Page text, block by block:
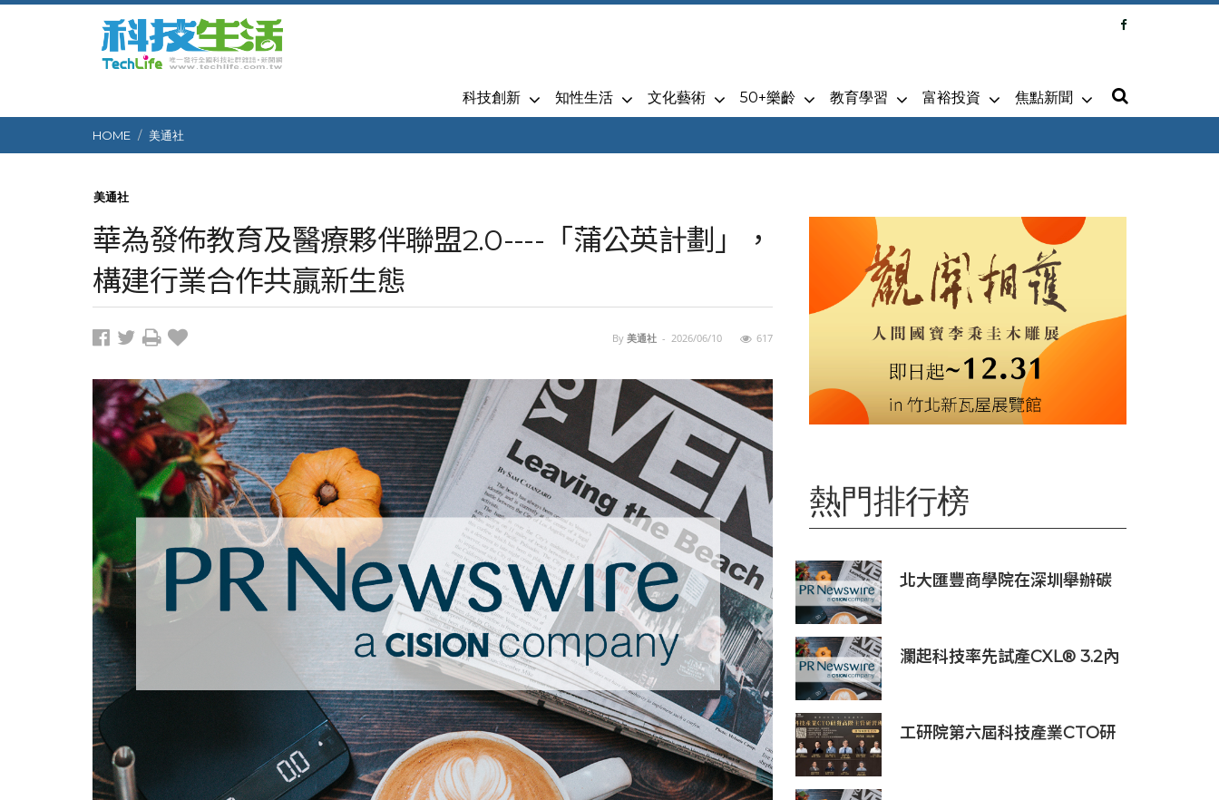
科技創新 知性生活 文化藝術 50+樂齡 教育學習 富裕投資 焦點新聞
HOME 美通社
美通社
華為發佈教育及醫療夥伴聯盟2.0----「蒲公英計劃」，
構建行業合作共贏新生態
By 美通社 - 2026/06/10 617
熱門排行榜
北大匯豐商學院在深圳舉辦碳
瀾起科技率先試產CXL® 3.2內
工研院第六屆科技產業CTO研